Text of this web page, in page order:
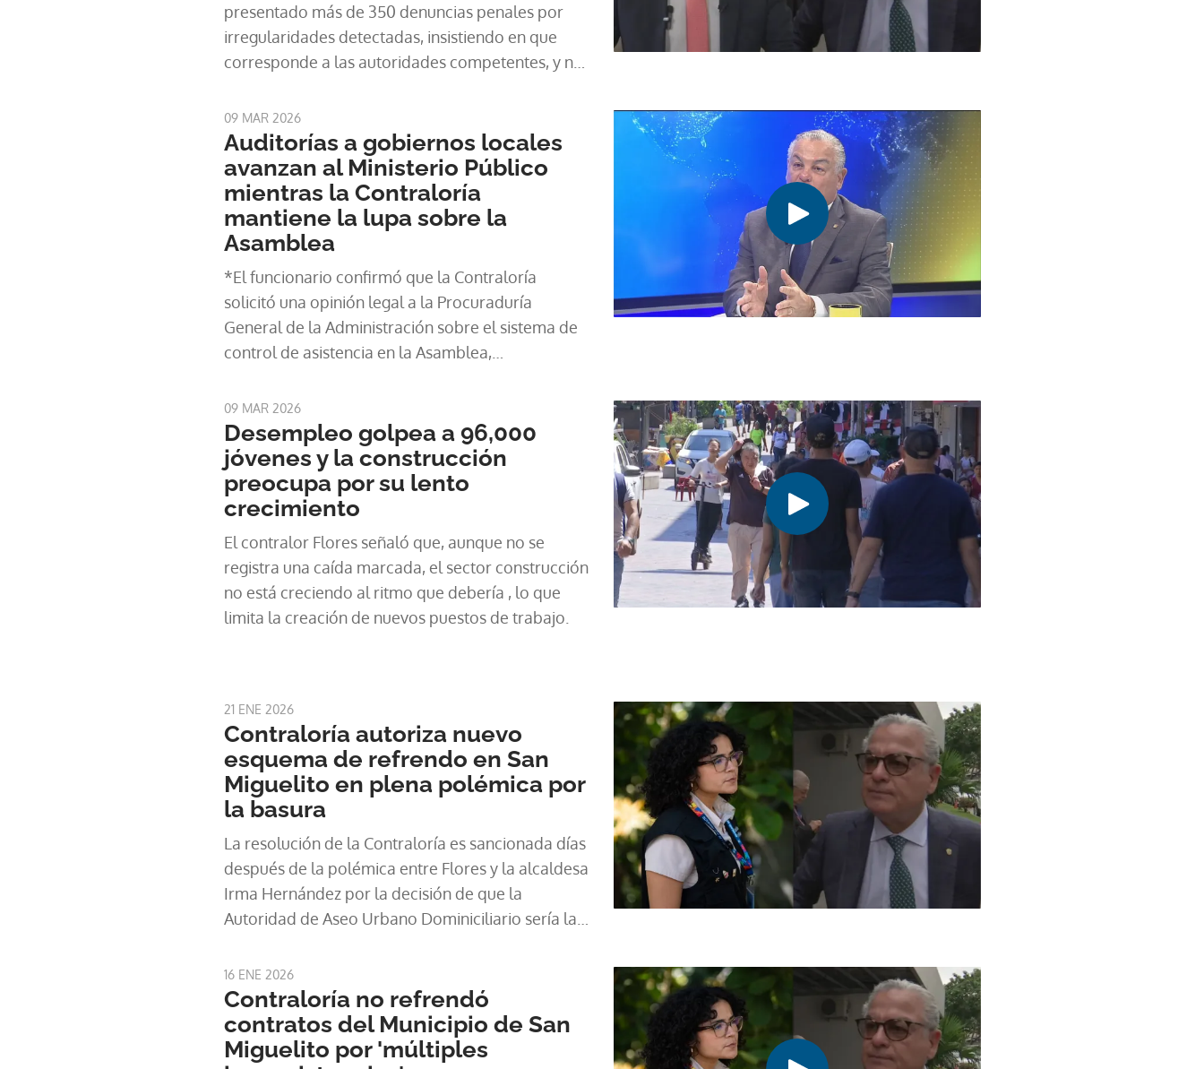
presentado más de 350 denuncias penales por
irregularidades detectadas, insistiendo en que
corresponde a las autoridades competentes, y no
09 MAR 2026
Auditorías a gobiernos locales
avanzan al Ministerio Público
mientras la Contraloría
mantiene la lupa sobre la
Asamblea
*El funcionario confirmó que la Contraloría
solicitó una opinión legal a la Procuraduría
General de la Administración sobre el sistema de
control de asistencia en la Asamblea,
que permiten a algunos funci
09 MAR 2026
Desempleo golpea a 96,000
jóvenes y la construcción
preocupa por su lento
crecimiento
El contralor Flores señaló que, aunque no se
registra una caída marcada, el sector construcción
no está creciendo al ritmo que debería , lo que
limita la creación de nuevos puestos de trabajo.
21 ENE 2026
Contraloría autoriza nuevo
esquema de refrendo en San
Miguelito en plena polémica por
la basura
La resolución de la Contraloría es sancionada días
después de la polémica entre Flores y la alcaldesa
Irma Hernández por la decisión de que la
Autoridad de Aseo Urbano Dominiciliario sería la
este distr
16 ENE 2026
Contraloría no refrendó
contratos del Municipio de San
Miguelito por 'múltiples